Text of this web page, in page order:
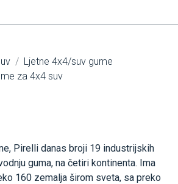
Ljetne 4x4/suv gume
za 4x4 suv
Pirelli danas broji 19 industrijskih
guma, na četiri kontinenta. Ima
160 zemalja širom sveta, sa preko